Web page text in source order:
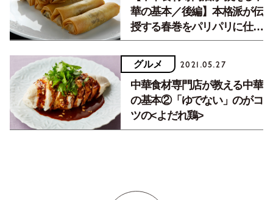
華の基本／後編】本格派が伝
授する春巻をパリパリに仕上
げるコツ。
グルメ 2021.05.27
中華食材専門店が教える中華
の基本②「ゆでない」のがコ
ツの<よだれ鶏>